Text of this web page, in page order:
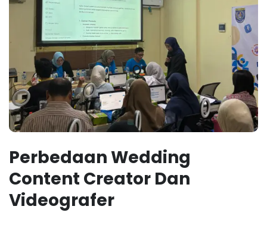
Perbedaan Wedding
Content Creator Dan
Videografer